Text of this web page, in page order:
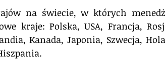
na świecie, w których
kraje: Polska, USA, Francja,
Kanada, Japonia, Szwecja,